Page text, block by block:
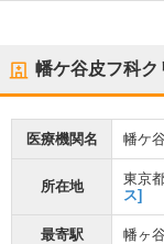
幡ケ谷皮フ科ク
医療機関名 幡ケ
所在地 東京
ス]
最寄駅 幡ヶ